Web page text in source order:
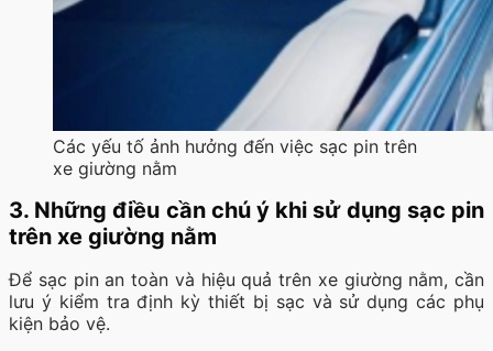
Các yếu tố ảnh hưởng đến việc sạc pin trên
xe giường nằm
3. Những điều cần chú ý khi sử dụng sạc pin
trên xe giường nằm
Để sạc pin an toàn và hiệu quả trên xe giường nằm, cần
lưu ý kiểm tra định kỳ thiết bị sạc và sử dụng các phụ
kiện bảo vệ.